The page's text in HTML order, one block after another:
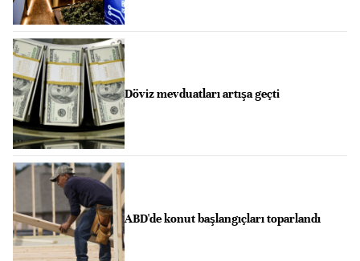
Döviz mevduatları artışa geçti
ABD'de konut başlangıçları toparlandı